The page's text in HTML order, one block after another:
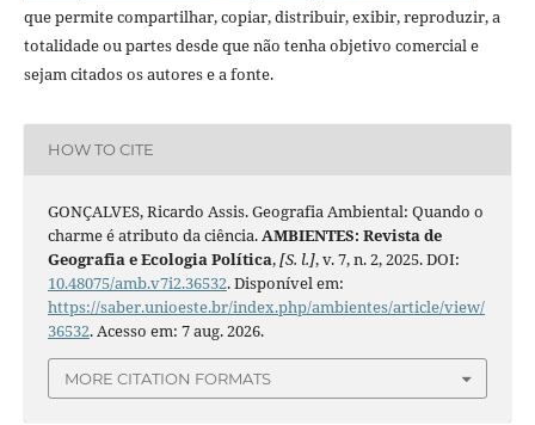
que permite compartilhar, copiar, distribuir, exibir, reproduzir, a
totalidade ou partes desde que não tenha objetivo comercial e
sejam citados os autores e a fonte.
HOW TO CITE
GONÇALVES, Ricardo Assis. Geografia Ambiental: Quando o
charme é atributo da ciência. AMBIENTES: Revista de
Geografia e Ecologia Política,[S. l.], v. 7, n. 2, 2025. DOI:
10.48075/amb.v7i2.36532. Disponível em:
https://saber.unioeste.br/index.php/ambientes/article/view/
36532. Acesso em: 7 aug. 2026.
MORE CITATION FORMATS